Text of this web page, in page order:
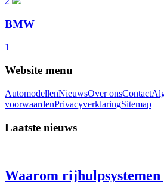
BMW
1
Website menu
AutomodellenNieuwsOver onsContact
voorwaardenPrivacyverklaringSitemap
Laatste nieuws
Waarom